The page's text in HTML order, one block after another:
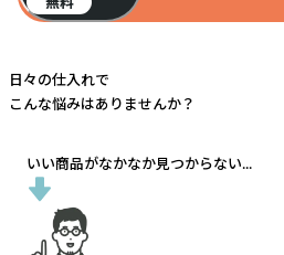
日々の仕入れで
こんな悩みはありませんか？
いい商品がなかなか見つからない...